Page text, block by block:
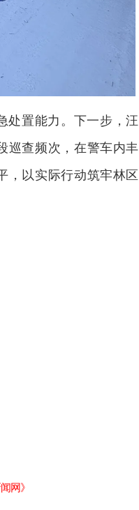
处置能力。下一步，汪
巡查频次，在警车内丰
，以实际行动筑牢林区
网》